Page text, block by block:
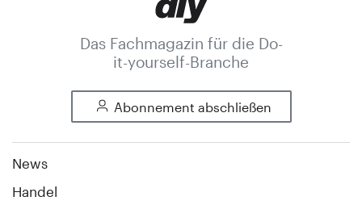
Das Fachmagazin für die Do-
it-yourself-Branche
Abonnement abschließen
News
Handel